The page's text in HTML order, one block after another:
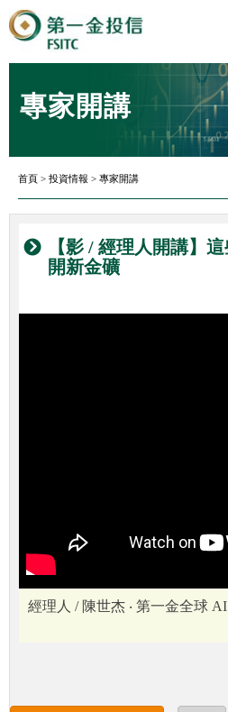
專家開講
首頁 > 投資情報 > 專家開講
【影 / 經理人開講】
開新金礦
經理人 / 陳世杰 ‧ 第一金全球